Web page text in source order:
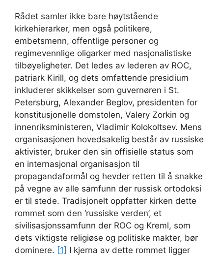
Rådet samler ikke bare høytstående
kirkehierarker, men også politikere,
embetsmenn, offentlige personer og
regimevennlige oligarker med nasjonalistiske
tilbøyeligheter. Det ledes av lederen av ROC,
patriark Kirill, og dets omfattende presidium
inkluderer skikkelser som guvernøren i St.
Petersburg, Alexander Beglov, presidenten for
konstitusjonelle domstolen, Valery Zorkin og
innenriksministeren, Vladimir Kolokoltsev. Mens
organisasjonen hovedsakelig består av russiske
aktivister, bruker den sin offisielle status som
en internasjonal organisasjon til
propagandaformål og hevder retten til å snakke
på vegne av alle samfunn der russisk ortodoksi
er til stede. Tradisjonelt oppfatter kirken dette
rommet som den ‘russiske verden’, et
sivilisasjonssamfunn der ROC og Kreml, som
dets viktigste religiøse og politiske makter, bør
dominere. [1] I kjerna av dette rommet ligger